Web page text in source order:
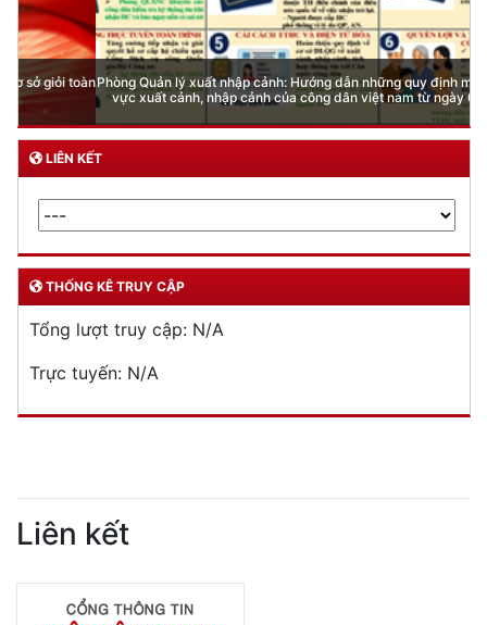
Phòng Quản lý xuất nhập cảnh: Hướng dẫn những quy định mới trong lĩnh
vực xuất cảnh, nhập cảnh của công dân việt nam từ ngày 01/7/2026
LIÊN KẾT
THỐNG KÊ TRUY CẬP
Tổng lượt truy cập: N/A
Trực tuyến: N/A
Liên kết